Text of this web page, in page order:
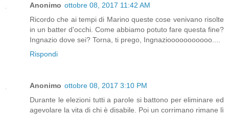
Anonimo ottobre 08, 2017 11:42 AM
Ricordo che ai tempi di Marino queste cose venivano risolte
in un batter d'occhi. Come abbiamo potuto fare questa fine?
Ingnazio dove sei? Torna, ti prego, Ingnaziooooooooooo....
Rispondi
Anonimo ottobre 08, 2017 3:10 PM
Durante le elezioni tutti a parole si battono per eliminare ed
agevolare la vita di chi è disabile. Poi un corrimano rimane lì